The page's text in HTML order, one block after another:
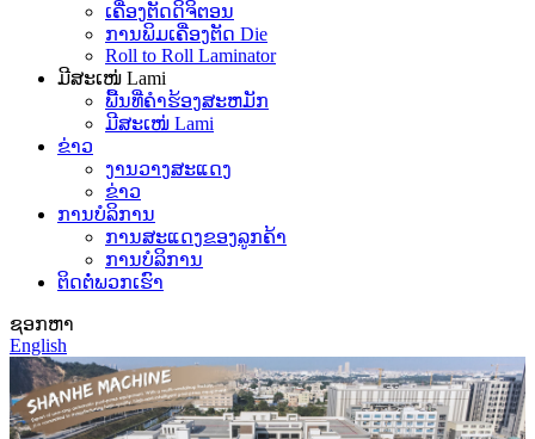
ເຄື່ອງຕັດດິຈິຕອນ
ການພິມເຄື່ອງຕັດ Die
Roll to Roll Laminator
ມີສະເໜ່ Lami
ພື້ນທີ່ຄໍາຮ້ອງສະຫມັກ
ມີສະເໜ່ Lami
ຂ່າວ
ງານວາງສະແດງ
ຂ່າວ
ການບໍລິການ
ການສະແດງຂອງລູກຄ້າ
ການບໍລິການ
ຕິດຕໍ່ພວກເຮົາ
ຊອກຫາ
English